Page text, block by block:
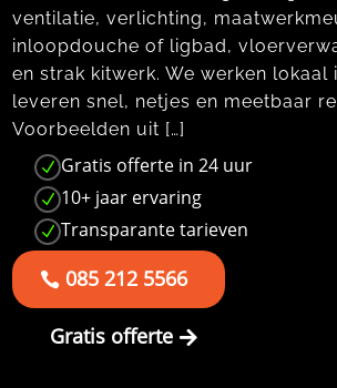
ventilatie, verlichting,
inloopdouche of ligbad,
en strak kitwerk. We werken lokaal
leveren snel, netjes en meetbaar
Voorbeelden uit […]
N Gratis offerte in 24 uur
N 10+ jaar ervaring
N Transparante tarieven
085 212 5566
Gratis offerte